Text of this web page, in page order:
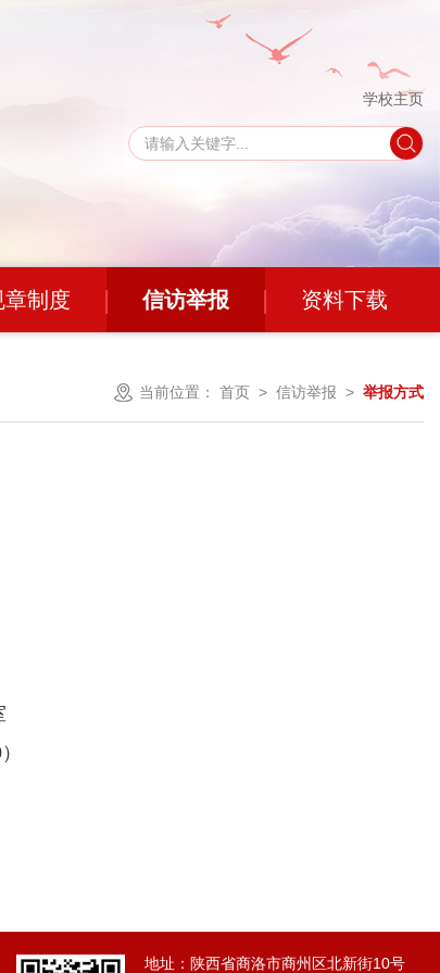
学校主页
章制度 信访举报 资料下载
当前位置： 首页 > 信访举报 > 举报方式
地址：陕西省商洛市商州区北新街10号